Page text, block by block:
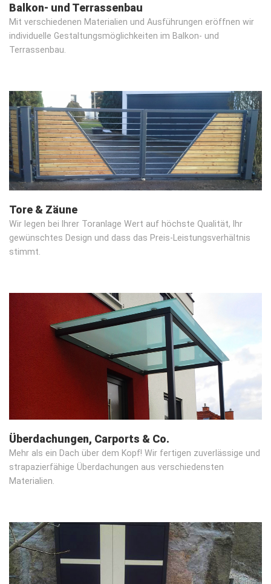
Balkon- und Terrassenbau
Mit verschiedenen Materialien und Ausführungen eröffnen wir
individuelle Gestaltungsmöglichkeiten im Balkon- und
Terrassenbau.
Tore & Zäune
Wir legen bei Ihrer Toranlage Wert auf höchste Qualität, Ihr
gewünschtes Design und dass das Preis-Leistungsverhältnis
stimmt.
Überdachungen, Carports & Co.
Mehr als ein Dach über dem Kopf! Wir fertigen zuverlässige und
strapazierfähige Überdachungen aus verschiedensten
Materialien.